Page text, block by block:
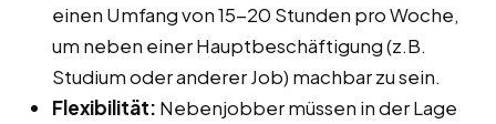
einen Umfang von 15-20 Stunden pro Woche,
um neben einer Hauptbeschäftigung (z.B.
Studium oder anderer Job) machbar zu sein.
Flexibilität: Nebenjobber müssen in der Lage